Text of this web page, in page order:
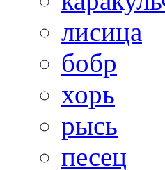
лисица
бобр
хорь
рысь
песец